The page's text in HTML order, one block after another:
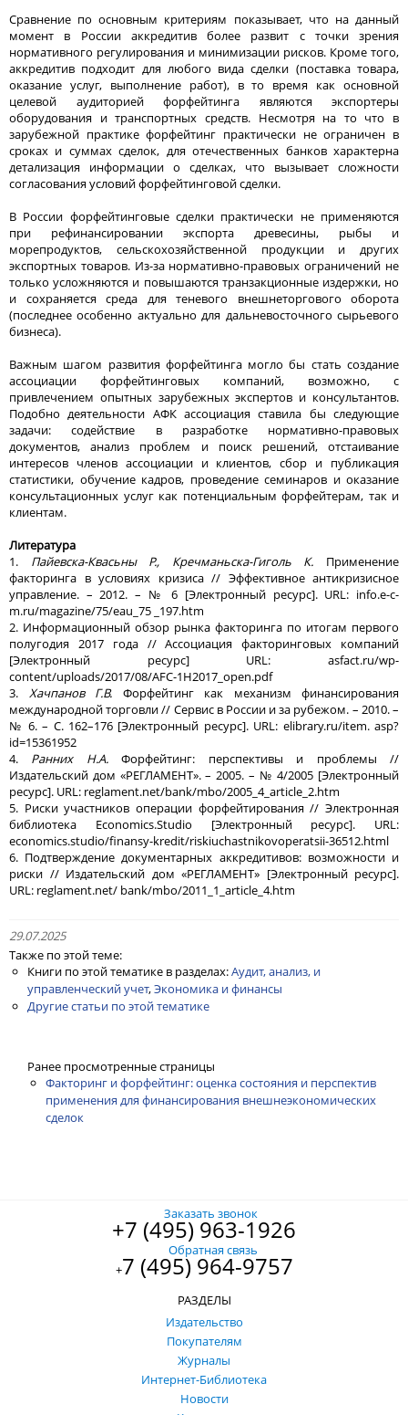
Сравнение по основным критериям показывает, что на данный
момент в России аккредитив более развит с точки зрения
нормативного регулирования и минимизации рисков. Кроме того,
аккредитив подходит для любого вида сделки (поставка товара,
оказание услуг, выполнение работ), в то время как основной
целевой аудиторией форфейтинга являются экспортеры
оборудования и транспортных средств. Несмотря на то что в
зарубежной практике форфейтинг практически не ограничен в
сроках и суммах сделок, для отечественных банков характерна
детализация информации о сделках, что вызывает сложности
согласования условий форфейтинговой сделки.
В России форфейтинговые сделки практически не применяются
при рефинансировании экспорта древесины, рыбы и
морепродуктов, сельскохозяйственной продукции и других
экспортных товаров. Из-за нормативно-правовых ограничений не
только усложняются и повышаются транзакционные издержки, но
и сохраняется среда для теневого внешнеторгового оборота
(последнее особенно актуально для дальневосточного сырьевого
бизнеса).
Важным шагом развития форфейтинга могло бы стать создание
ассоциации форфейтинговых компаний, возможно, с
привлечением опытных зарубежных экспертов и консультантов.
Подобно деятельности АФК ассоциация ставила бы следующие
задачи: содействие в разработке нормативно-правовых
документов, анализ проблем и поиск решений, отстаивание
интересов членов ассоциации и клиентов, сбор и публикация
статистики, обучение кадров, проведение семинаров и оказание
консультационных услуг как потенциальным форфейтерам, так и
клиентам.
Литература
1. Пайевска-Квасьны Р., Кречманьска-Гиголь К. Применение
факторинга в условиях кризиса // Эффективное антикризисное
управление. – 2012. – № 6 [Электронный ресурс]. URL: info.e-c-
m.ru/magazine/75/eau_75 _197.htm
2. Информационный обзор рынка факторинга по итогам первого
полугодия 2017 года // Ассоциация факторинговых компаний
[Электронный ресурс] URL: asfact.ru/wp-
content/uploads/2017/08/AFC-1H2017_open.pdf
3. Хачпанов Г.В. Форфейтинг как механизм финансирования
международной торговли // Сервис в России и за рубежом. – 2010. –
№ 6. – С. 162–176 [Электронный ресурс]. URL: elibrary.ru/item. asp?
id=15361952
4. Ранних Н.А.Форфейтинг: перспективы и проблемы //
Издательский дом «РЕГЛАМЕНТ». – 2005. – № 4/2005 [Электронный
ресурс]. URL: reglament.net/bank/mbo/2005_4_article_2.htm
5. Риски участников операции форфейтирования // Электронная
библиотека Economics.Studio [Электронный ресурс]. URL:
economics.studio/finansy-kredit/riskiuchastnikovoperatsii-36512.html
6. Подтверждение документарных аккредитивов: возможности и
риски // Издательский дом «РЕГЛАМЕНТ» [Электронный ресурс].
URL: reglament.net/ bank/mbo/2011_1_article_4.htm
29.07.2025
Также по этой теме:
Книги по этой тематике в разделах:Аудит, анализ, и
управленческий учет,Экономика и финансы
Другие статьи по этой тематике
Ранее просмотренные страницы
Факторинг и форфейтинг: оценка состояния и перспектив
применения для финансирования внешнеэкономических
сделок
Заказать звонок
+7 (495) 963-1926
Обратная связь
+7 (495) 964-9757
РАЗДЕЛЫ
Издательство
Покупателям
Журналы
Интернет-Библиотека
Новости